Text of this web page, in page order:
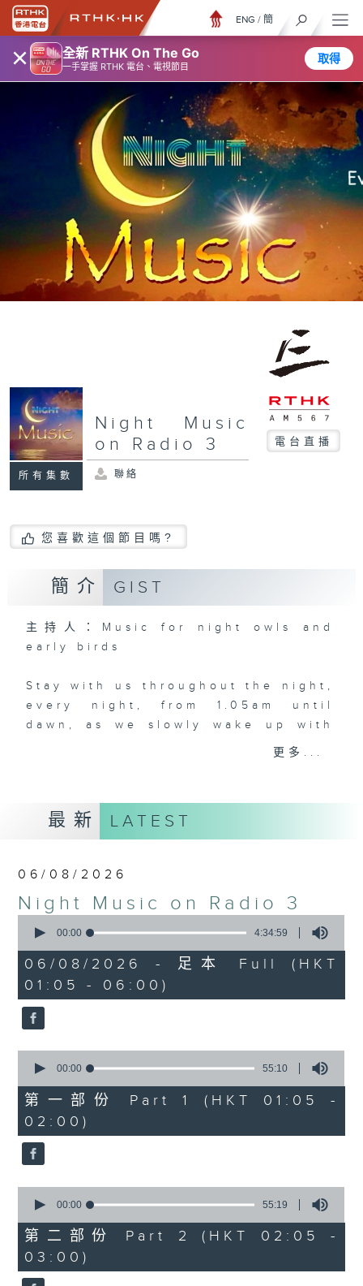
× 全新 RTHK On The Go
一手掌握 RTHK 電台、電視節目
取得
ENG / 簡
所有集數
Night Music
on Radio 3
電台直播
聯絡
您喜歡這個節目嗎?
簡介 GIST
主持人：Music for night owls and
early birds
Stay with us throughout the night,
every night, from 1.05am until
dawn, as we slowly wake up with
you. Enjoy the non-stop mellow
and soft rock hits, which gently
grow in pace, moving you towards
the 2000s and a perfect morning
Seven days a week from 1.05am...
更多...
最新 LATEST
06/08/2026
Night Music on Radio 3
seconds
4
hours,
34
minutes,
59
seconds
00:00 4:34:59
06/08/2026 - 足本 Full (HKT
01:05 - 06:00)
seconds
55
minutes,
10
seconds
00:00 55:10
第一部份 Part 1 (HKT 01:05 -
02:00)
seconds
55
minutes,
19
seconds
00:00 55:19
第二部份 Part 2 (HKT 02:05 -
03:00)